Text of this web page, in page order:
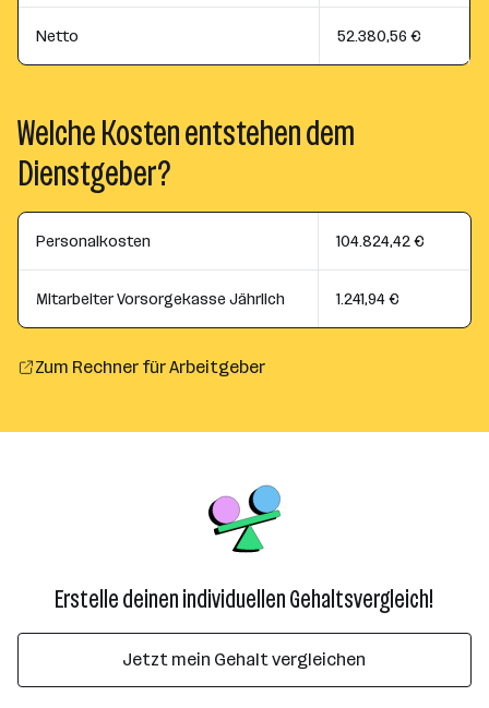
Netto 52.380,56 €
Welche Kosten entstehen dem
Dienstgeber?
Personalkosten 104.824,42 €
Mitarbeiter Vorsorgekasse Jährlich 1.241,94 €
Zum Rechner für Arbeitgeber
Erstelle deinen individuellen Gehaltsvergleich!
Jetzt mein Gehalt vergleichen